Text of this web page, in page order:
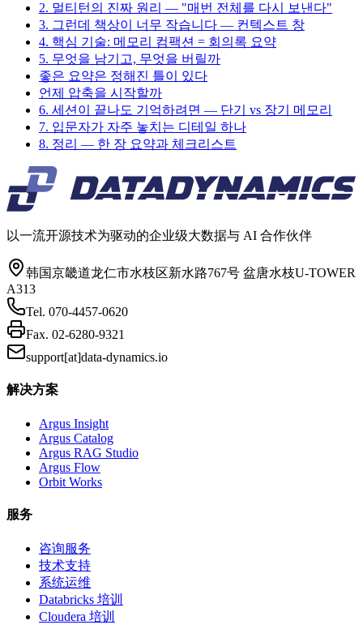
2. 멀티턴의 진짜 원리 — "매번 전체를 다시 보낸다"
3. 그런데 책상이 너무 작습니다 — 컨텍스트 창
4. 핵심 기술: 메모리 컴팩션 = 회의록 요약
5. 무엇을 남기고, 무엇을 버릴까
좋은 요약은 정해진 틀이 있다
언제 압축을 시작할까
6. 세션이 끝나도 기억하려면 — 단기 vs 장기 메모리
7. 입문자가 자주 놓치는 디테일 하나
8. 정리 — 한 장 요약과 체크리스트
以一流开源技术为驱动的企业级大数据与 AI 合作伙伴
韩国京畿道龙仁市水枝区新水路767号 盆唐水枝U-TOWER
A313
Tel. 070-4457-0620
Fax. 02-6280-9321
support[at]data-dynamics.io
解决方案
Argus Insight
Argus Catalog
Argus RAG Studio
Argus Flow
Orbit Works
服务
咨询服务
技术支持
系统运维
Databricks 培训
Cloudera 培训